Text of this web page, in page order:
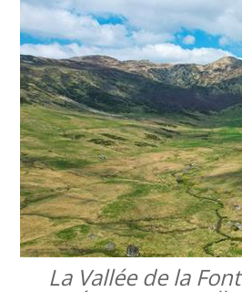
La Vallée de la